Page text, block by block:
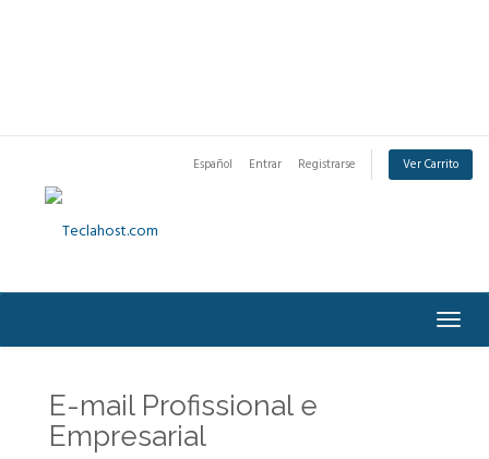
Español Entrar Registrarse Ver Carrito
E-mail Profissional e
Empresarial